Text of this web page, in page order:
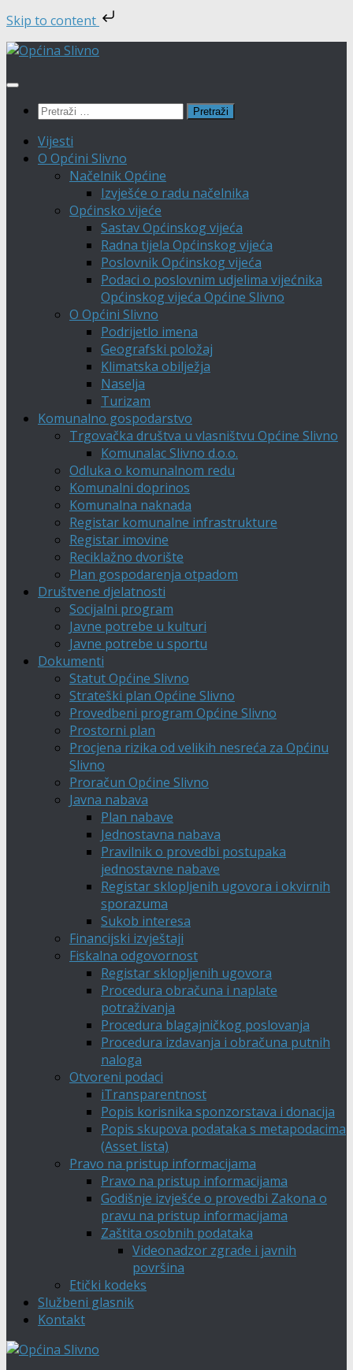
Skip to content
Skip
content
Pretraži:
Vijesti
O Općini Slivno
Načelnik Općine
Izvješće o radu načelnika
Općinsko vijeće
Sastav Općinskog vijeća
Radna tijela Općinskog vijeća
Poslovnik Općinskog vijeća
Podaci o poslovnim udjelima vijećnika
Općinskog vijeća Općine Slivno
O Općini Slivno
Podrijetlo imena
Geografski položaj
Klimatska obilježja
Naselja
Turizam
Komunalno gospodarstvo
Trgovačka društva u vlasništvu Općine Slivno
Komunalac Slivno d.o.o.
Odluka o komunalnom redu
Komunalni doprinos
Komunalna naknada
Registar komunalne infrastrukture
Registar imovine
Reciklažno dvorište
Plan gospodarenja otpadom
Društvene djelatnosti
Socijalni program
Javne potrebe u kulturi
Javne potrebe u sportu
Dokumenti
Statut Općine Slivno
Strateški plan Općine Slivno
Provedbeni program Općine Slivno
Prostorni plan
Procjena rizika od velikih nesreća za Općinu
Slivno
Proračun Općine Slivno
Javna nabava
Plan nabave
Jednostavna nabava
Pravilnik o provedbi postupaka
jednostavne nabave
Registar sklopljenih ugovora i okvirnih
sporazuma
Sukob interesa
Financijski izvještaji
Fiskalna odgovornost
Registar sklopljenih ugovora
Procedura obračuna i naplate
potraživanja
Procedura blagajničkog poslovanja
Procedura izdavanja i obračuna putnih
naloga
Otvoreni podaci
iTransparentnost
Popis korisnika sponzorstava i donacija
Popis skupova podataka s metapodacima
(Asset lista)
Pravo na pristup informacijama
Pravo na pristup informacijama
Godišnje izvješće o provedbi Zakona o
pravu na pristup informacijama
Zaštita osobnih podataka
Videonadzor zgrade i javnih
površina
Etički kodeks
Službeni glasnik
Kontakt